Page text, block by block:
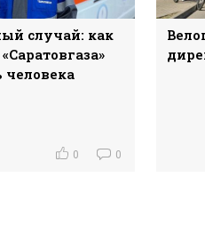
случай: как
человека
0 0